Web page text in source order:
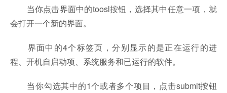
当你点击界面中的toosl按钮，选择其中任意一项，就
会打开一个新的界面。
界面中的4个标签页，分别显示的是正在运行的进
程、开机自启动项、系统服务和已运行的软件。
当你勾选其中的1个或者多个项目，点击submit按钮